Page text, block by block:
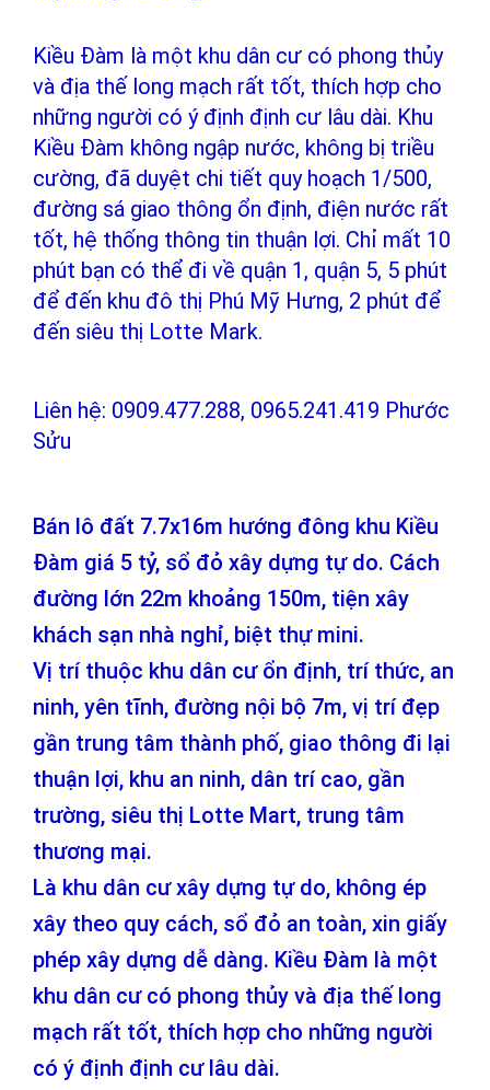
Kiều Đàm là một khu dân cư có phong thủy
và địa thế long mạch rất tốt, thích hợp cho
những người có ý định định cư lâu dài. Khu
Kiều Đàm không ngập nước, không bị triều
cường, đã duyệt chi tiết quy hoạch 1/500,
đường sá giao thông ổn định, điện nước rất
tốt, hệ thống thông tin thuận lợi. Chỉ mất 10
phút bạn có thể đi về quận 1, quận 5, 5 phút
để đến khu đô thị Phú Mỹ Hưng, 2 phút để
đến siêu thị Lotte Mark.
Liên hệ: 0909.477.288, 0965.241.419 Phước
Sửu
Bán lô đất 7.7x16m hướng đông khu Kiều
Đàm giá 5 tỷ, sổ đỏ xây dựng tự do. Cách
đường lớn 22m khoảng 150m, tiện xây
khách sạn nhà nghỉ, biệt thự mini.
Vị trí thuộc khu dân cư ổn định, trí thức, an
ninh, yên tĩnh, đường nội bộ 7m, vị trí đẹp
gần trung tâm thành phố, giao thông đi lại
thuận lợi, khu an ninh, dân trí cao, gần
trường, siêu thị Lotte Mart, trung tâm
thương mại.
Là khu dân cư xây dựng tự do, không ép
xây theo quy cách, sổ đỏ an toàn, xin giấy
phép xây dựng dễ dàng. Kiều Đàm là một
khu dân cư có phong thủy và địa thế long
mạch rất tốt, thích hợp cho những người
có ý định định cư lâu dài.